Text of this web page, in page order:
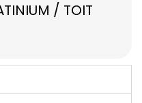
/ TOIT